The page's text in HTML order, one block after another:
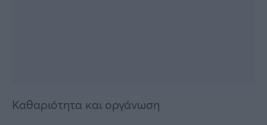
Καθαριότητα και οργάνωση